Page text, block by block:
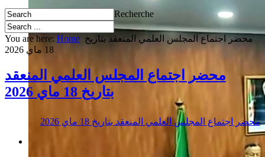
Recherche
You are here: Home محضر اجتماع المجلس العلمي المنعقد بتاريخ
18 ماي 2026
محضر اجتماع المجلس العلمي المنعقد
بتاريخ 18 ماي 2026
محضر اجتماع المجلس العلمي المنعقد بتاريخ 18 ماي 2026